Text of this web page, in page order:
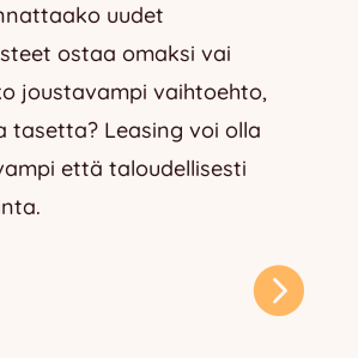
uudet
ostaa omaksi vai
joustavampi vaihtoehto,
tasetta? Leasing voi olla
että taloudellisesti
